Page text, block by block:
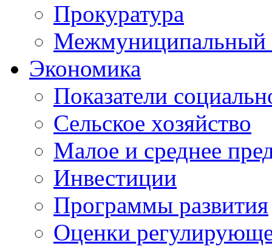
Прокуратура
Межмуниципальный
Экономика
Показатели
Сельское хозяйство
Малое и среднее
Инвестиции
Программы развития
Оценки